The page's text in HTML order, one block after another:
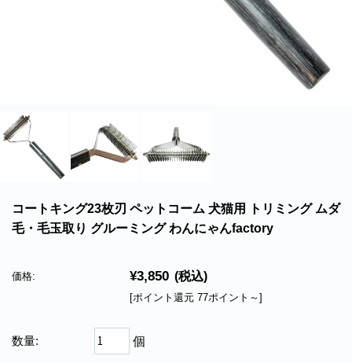
コートキング23枚刃 ペットコーム 犬猫用 トリミング ムダ
毛・毛玉取り グルーミング わんにゃんfactory
価格: ¥3,850 (税込)
[ポイント還元 77ポイント～]
数量: 個